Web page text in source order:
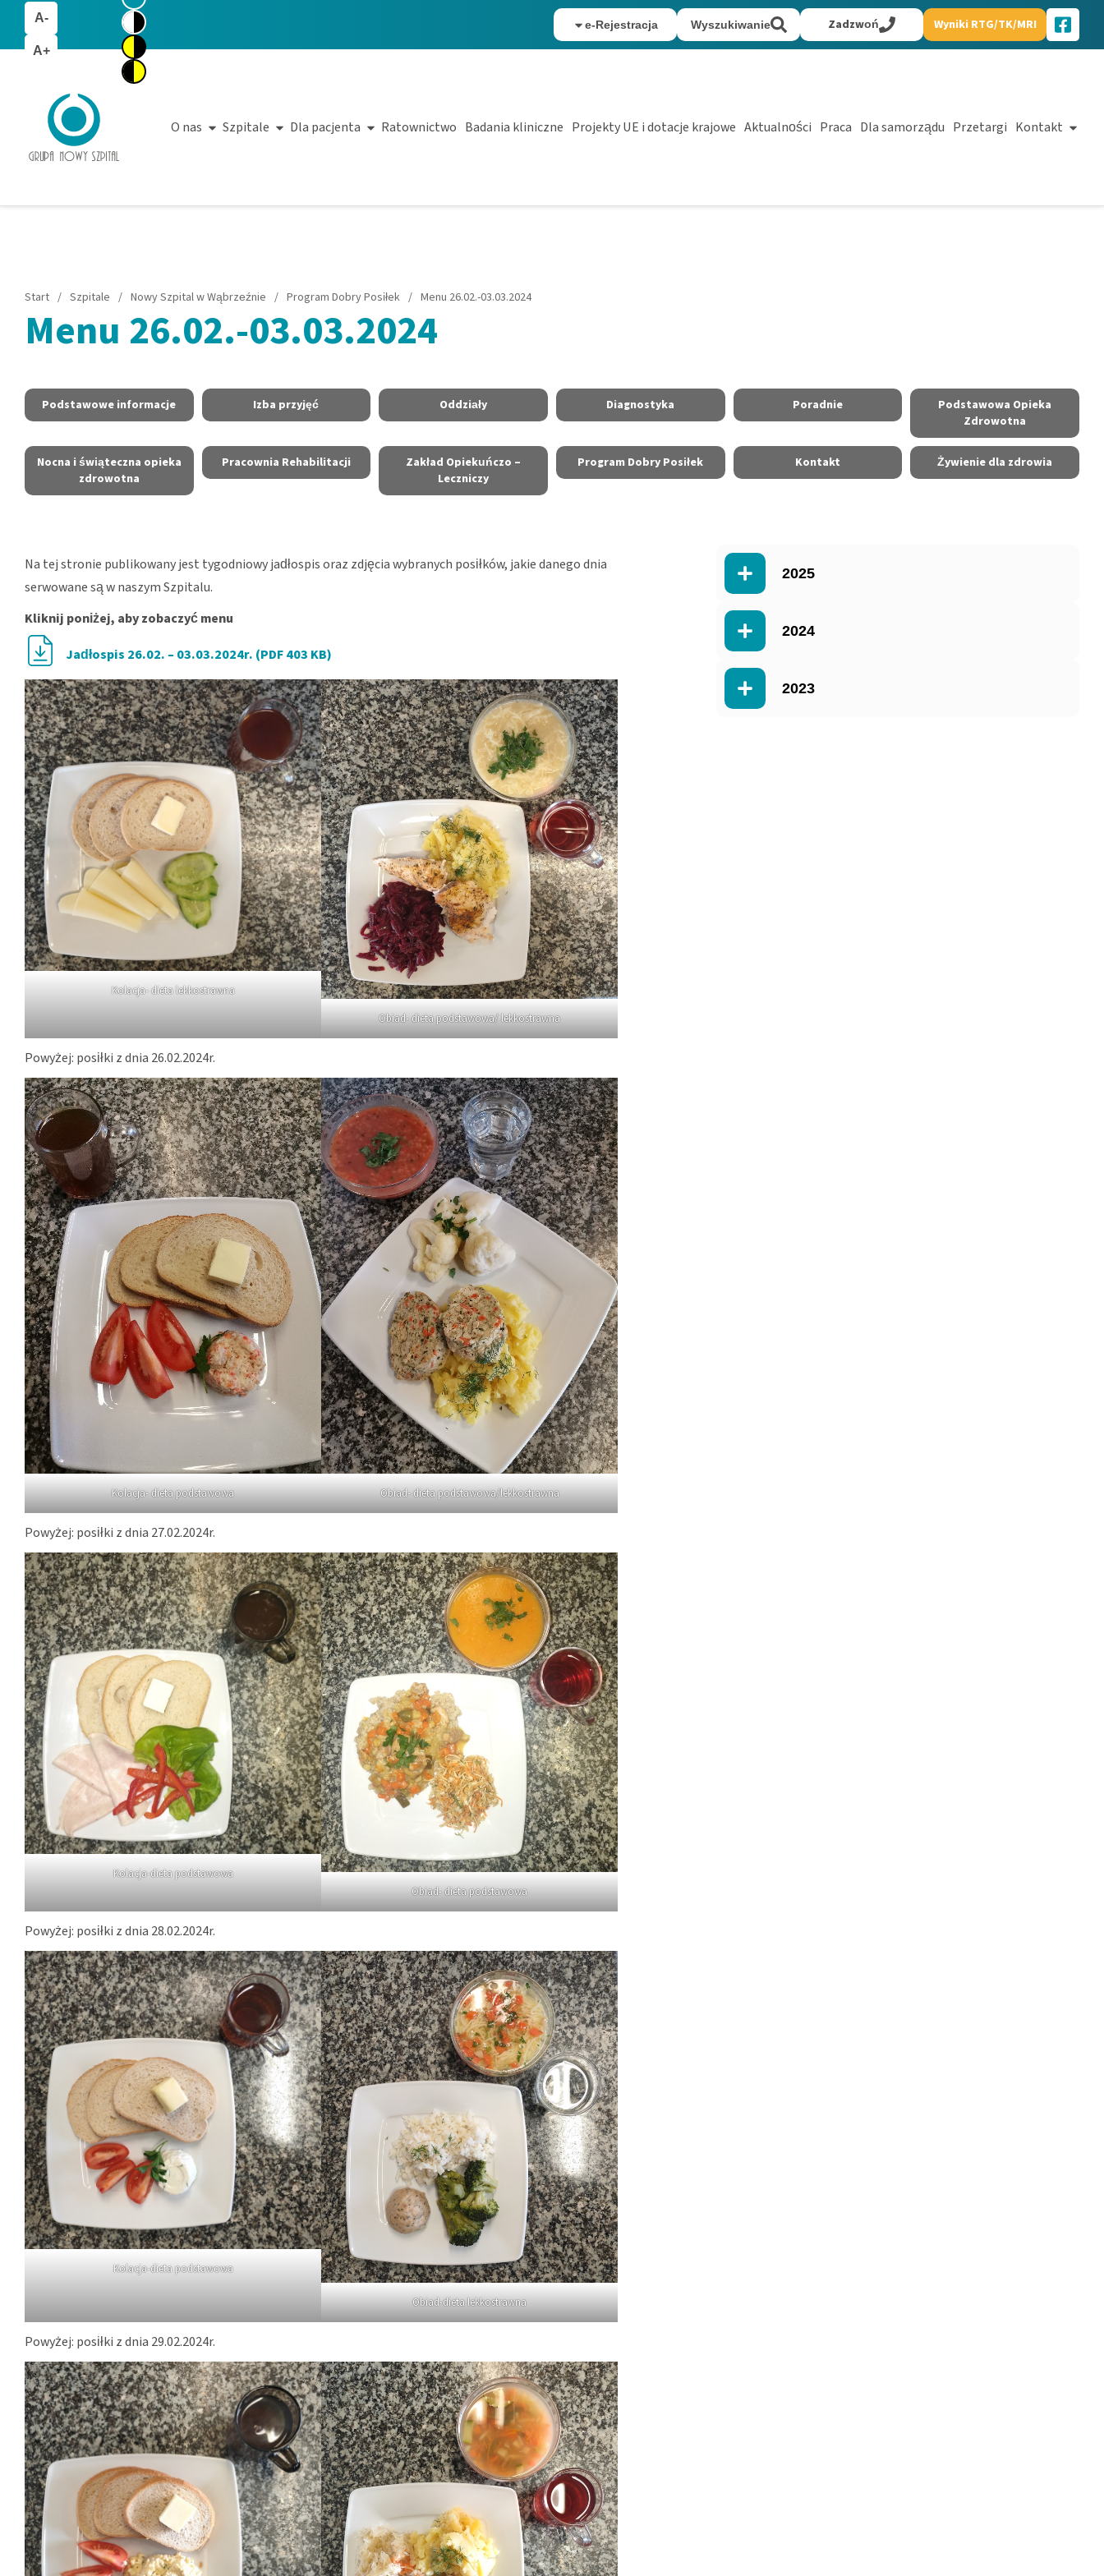
A-
A+
e-Rejestracja Wyszukiwanie Zadzwoń Wyniki RTG/TK/MRI
O nas Szpitale Dla pacjenta Ratownictwo Badania kliniczne Projekty UE i dotacje krajowe Aktualności Praca Dla samorządu Przetargi Kontakt
Start / Szpitale / Nowy Szpital w Wąbrzeźnie / Program Dobry Posiłek / Menu 26.02.-03.03.2024
Menu 26.02.-03.03.2024
Podstawowe informacje Izba przyjęć Oddziały Diagnostyka Poradnie
Podstawowa Opieka
Zdrowotna
Nocna i świąteczna opieka
zdrowotna
Pracownia Rehabilitacji
Zakład Opiekuńczo –
Leczniczy
Program Dobry Posiłek Kontakt Żywienie dla zdrowia
Na tej stronie publikowany jest tygodniowy jadłospis oraz zdjęcia wybranych posiłków, jakie danego dnia
serwowane są w naszym Szpitalu.
Kliknij poniżej, aby zobaczyć menu
Jadłospis 26.02. – 03.03.2024r. (PDF 403 KB)
Kolacja- dieta lekkostrawna
Obiad- dieta podstawowa/ lekkostrawna
Powyżej: posiłki z dnia 26.02.2024r.
Kolacja- dieta podstawowa Obiad- dieta podstawowa/lekkostrawna
Powyżej: posiłki z dnia 27.02.2024r.
Kolacja-dieta podstawowa
Obiad- dieta podstawowa
Powyżej: posiłki z dnia 28.02.2024r.
Kolacja-dieta podstawowa
Obiad-dieta lekkostrawna
Powyżej: posiłki z dnia 29.02.2024r.
2025
2024
2023